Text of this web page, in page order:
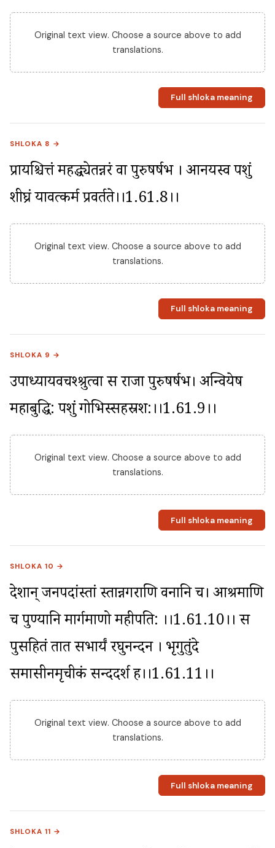
Original text view. Choose a source above to add
translations.
Full shloka meaning
SHLOKA 8 →
प्रायश्चित्तं महद्ध्येतन्नरं वा पुरुषर्षभ । आनयस्व पशुं
शीघ्रं यावत्कर्म प्रवर्तते।।1.61.8।।
Original text view. Choose a source above to add
translations.
Full shloka meaning
SHLOKA 9 →
उपाध्यायवचश्श्रुत्वा स राजा पुरुषर्षभ। अन्वियेष
महाबुद्धि: पशुं गोभिस्सहस्रश:।।1.61.9।।
Original text view. Choose a source above to add
translations.
Full shloka meaning
SHLOKA 10 →
देशान् जनपदांस्तां स्तान्नगराणि वनानि च। आश्रमाणि
च पुण्यानि मार्गमाणो महीपति: ।।1.61.10।। स
पुत्रसहितं तात सभार्यं रघुनन्दन । भृगुतुंदे
समासीनमृचीकं सन्ददर्श ह।।1.61.11।।
Original text view. Choose a source above to add
translations.
Full shloka meaning
SHLOKA 11 →